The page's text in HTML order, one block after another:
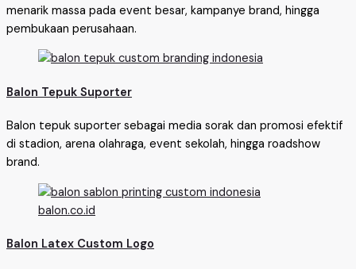
menarik massa pada event besar, kampanye brand, hingga
pembukaan perusahaan.
Balon Tepuk Suporter
Balon tepuk suporter sebagai media sorak dan promosi efektif
di stadion, arena olahraga, event sekolah, hingga roadshow
brand.
Balon Latex Custom Logo